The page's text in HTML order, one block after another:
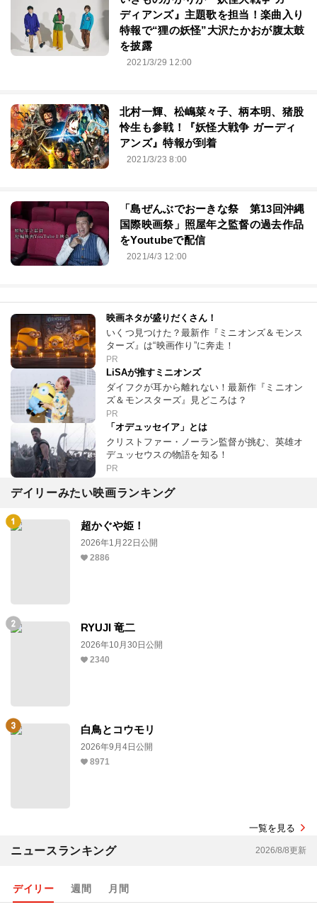
ディアンズ』主題歌を担当！楽曲入り
特報で“狸の妖怪”大沢たかおが腹太鼓
を披露
2021/3/29 12:00
北村一輝、松嶋菜々子、柄本明、猪股
怜生も参戦！『妖怪大戦争 ガーディ
アンズ』特報が到着
2021/3/23 8:00
「島ぜんぶでおーきな祭 第13回沖縄
国際映画祭」照屋年之監督の過去作品
をYoutubeで配信
2021/4/3 12:00
映画ネタが盛りだくさん！
いくつ見つけた？最新作『ミニオンズ＆モンス
ターズ』は“映画作り”に奔走！
PR
LiSAが推すミニオンズ
ダイフクが耳から離れない！最新作『ミニオン
ズ＆モンスターズ』見どころは？
PR
「オデュッセイア」とは
クリストファー・ノーラン監督が挑む、英雄オ
デュッセウスの物語を知る！
PR
デイリーみたい映画ランキング
超かぐや姫！
2026年1月22日公開
2886
RYUJI 竜二
2026年10月30日公開
2340
白鳥とコウモリ
2026年9月4日公開
8971
一覧を見る
ニュースランキング 2026/8/8更新
デイリー 週間 月間